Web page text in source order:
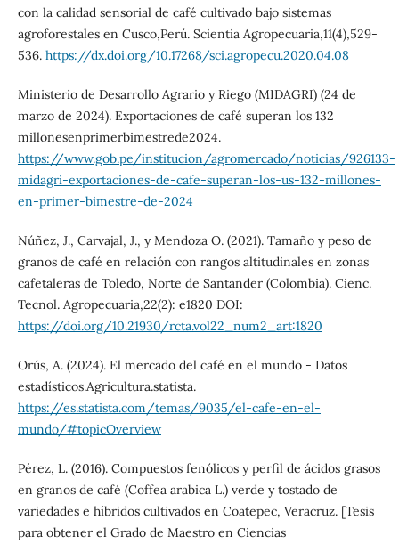
con la calidad sensorial de café cultivado bajo sistemas
agroforestales en Cusco,Perú. Scientia Agropecuaria,11(4),529-
536. https://dx.doi.org/10.17268/sci.agropecu.2020.04.08
Ministerio de Desarrollo Agrario y Riego (MIDAGRI) (24 de
marzo de 2024). Exportaciones de café superan los 132
millonesenprimerbimestrede2024.
https://www.gob.pe/institucion/agromercado/noticias/926133-
midagri-exportaciones-de-cafe-superan-los-us-132-millones-
en-primer-bimestre-de-2024
Núñez, J., Carvajal, J., y Mendoza O. (2021). Tamaño y peso de
granos de café en relación con rangos altitudinales en zonas
cafetaleras de Toledo, Norte de Santander (Colombia). Cienc.
Tecnol. Agropecuaria,22(2): e1820 DOI:
https://doi.org/10.21930/rcta.vol22_num2_art:1820
Orús, A. (2024). El mercado del café en el mundo - Datos
estadísticos.Agricultura.statista.
https://es.statista.com/temas/9035/el-cafe-en-el-
mundo/#topicOverview
Pérez, L. (2016). Compuestos fenólicos y perfil de ácidos grasos
en granos de café (Coffea arabica L.) verde y tostado de
variedades e híbridos cultivados en Coatepec, Veracruz. [Tesis
para obtener el Grado de Maestro en Ciencias